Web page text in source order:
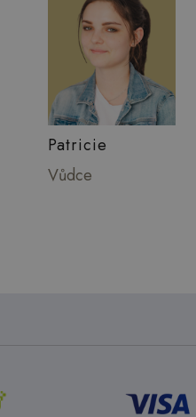
Patricie
Vůdce